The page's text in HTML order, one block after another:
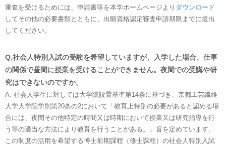
審査を受けるためには、申請書等を本学ホームページより ダウンロード
してその他の必要書類とともに、出願資格認定審査申請期限までに提出
してください。
Q.社会人特別入試の受験を希望していますが、入学した場合、仕事
の関係で昼間に授業を受けることができません。夜間での受講や研
究はできないのですか。
A. 社会人学生に対しては大学院設置基準第14条に基づき、京都工芸繊維
大学大学院学則第20条の2において「教育上特別の必要があると認める場
合には、夜間その他特定の時間又は時期において授業又は研究指導を行
う等の適当な方法により教育を行うことがある。」旨を定めています。
この制度の活用を希望する博士前期課程（修士課程）の社会人特別入試